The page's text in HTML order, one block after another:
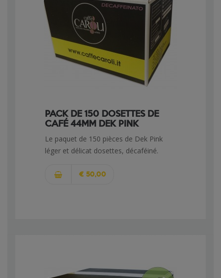
PACK DE 150 DOSETTES DE
CAFÉ 44MM DEK PINK
Le paquet de 150 pièces de Dek Pink
léger et délicat dosettes, décaféiné.
€ 50,00